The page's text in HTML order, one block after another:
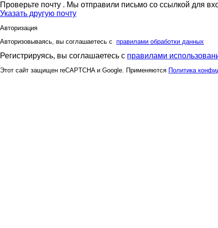
Проверьте почту . Мы отправили письмо со ссылкой для
Указать другую почту
Авторизация
Авторизовываясь, вы соглашаетесь с правилами обработки данных
Регистрируясь, вы соглашаетесь с правилами
Этот сайт защищен reCAPTCHA и Google. Применяются Политика